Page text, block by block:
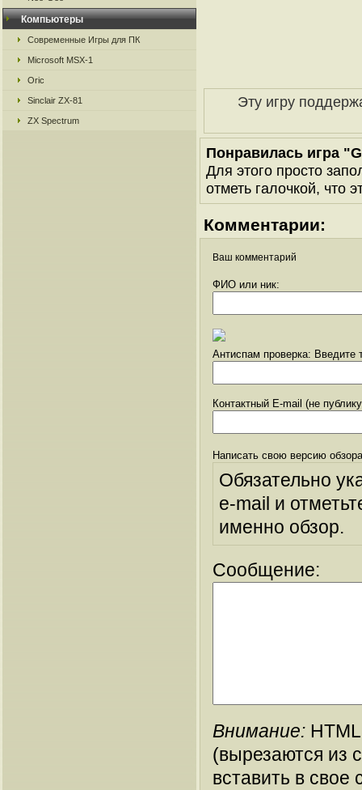
Компьютеры
Современные Игры для ПК
Microsoft MSX-1
Oric
Sinclair ZX-81
ZX Spectrum
Эту игру
Понравилась игра
Для этого просто
отметь галочкой, что
Комментарии:
Ваш комментарий
ФИО или ник:
Антиспам проверка: Введите
Контактный E-mail (не
Написать свою версию
Обязательно
e-mail и
именно обзор.
Сообщение:
Внимание:
(вырезаются из
вставить в